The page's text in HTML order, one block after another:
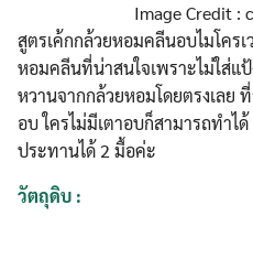
Image Credit :
สูตรเค้กกล้วยหอมคลีนอบไมโคร
หอมคลีนที่น่าสนใจเพราะไม่ใส่แป้
หวานจากกล้วยหอมโดยตรงเลย
อบ ใครไม่มีเตาอบก็สามารถทำไ
ประทานได้ 2 มื้อค่ะ
วัตถุดิบ :